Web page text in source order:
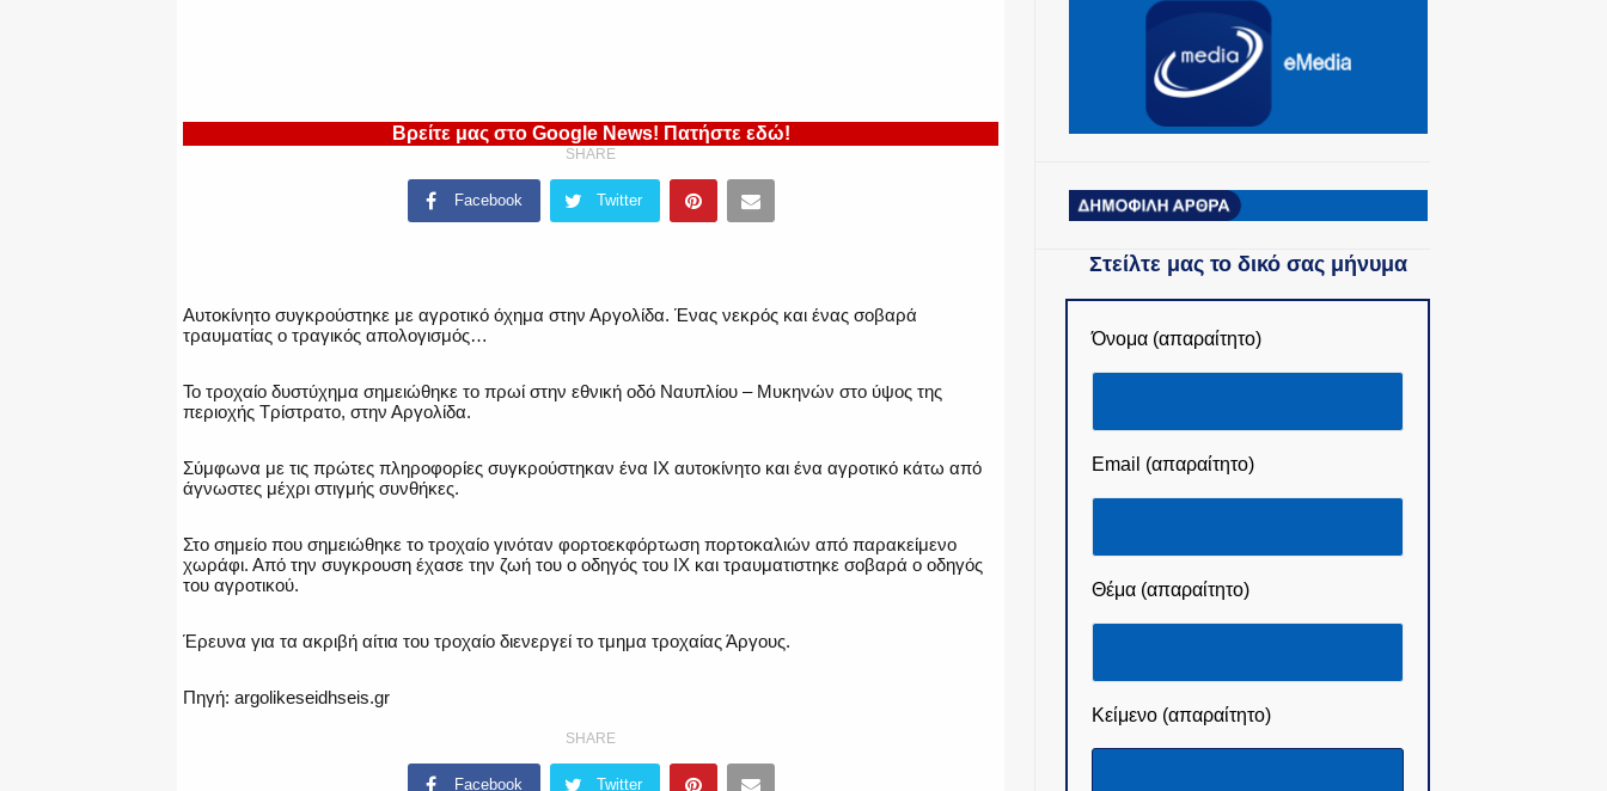
Βρείτε μας στο Google News! Πατήστε εδώ!
SHARE
Facebook Twitter
Αυτοκίνητο συγκρούστηκε με αγροτικό όχημα στην Αργολίδα. Ένας νεκρός και ένας σοβαρά
τραυματίας ο τραγικός απολογισμός…
Το τροχαίο δυστύχημα σημειώθηκε το πρωί στην εθνική οδό Ναυπλίου – Μυκηνών στο ύψος της
περιοχής Τρίστρατο, στην Αργολίδα.
Σύμφωνα με τις πρώτες πληροφορίες συγκρούστηκαν ένα ΙΧ αυτοκίνητο και ένα αγροτικό κάτω από
άγνωστες μέχρι στιγμής συνθήκες.
Στο σημείο που σημειώθηκε το τροχαίο γινόταν φορτοεκφόρτωση πορτοκαλιών από παρακείμενο
χωράφι. Από την συγκρουση έχασε την ζωή του ο οδηγός του ΙΧ και τραυματιστηκε σοβαρά ο οδηγός
του αγροτικού.
Έρευνα για τα ακριβή αίτια του τροχαίο διενεργεί το τμημα τροχαίας Άργους.
Πηγή: argolikeseidhseis.gr
SHARE
Facebook Twitter
Στείλτε μας το δικό σας μήνυμα
Όνομα (απαραίτητο)
Email (απαραίτητο)
Θέμα (απαραίτητο)
Κείμενο (απαραίτητο)